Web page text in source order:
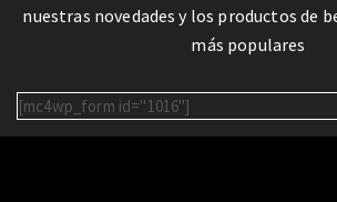
nuestras novedades y los productos de
más populares
[mc4wp_form id="1016"]